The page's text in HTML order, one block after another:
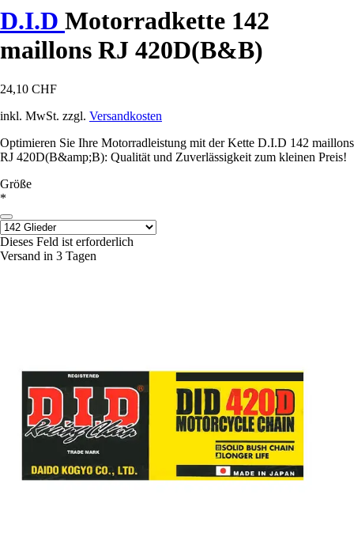
D.I.D Motorradkette 142
maillons RJ 420D(B&B)
24,10 CHF
inkl. MwSt. zzgl. Versandkosten
Optimieren Sie Ihre Motorradleistung mit der Kette D.I.D 142 maillons
RJ 420D(B&amp;B): Qualität und Zuverlässigkeit zum kleinen Preis!
Größe
*
Dieses Feld ist erforderlich
Versand in 3 Tagen